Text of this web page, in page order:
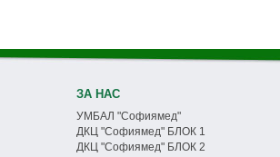
ЗА НАС
УМБАЛ "Софиямед"
ДКЦ "Софиямед" БЛОК 1
ДКЦ "Софиямед" БЛОК 2